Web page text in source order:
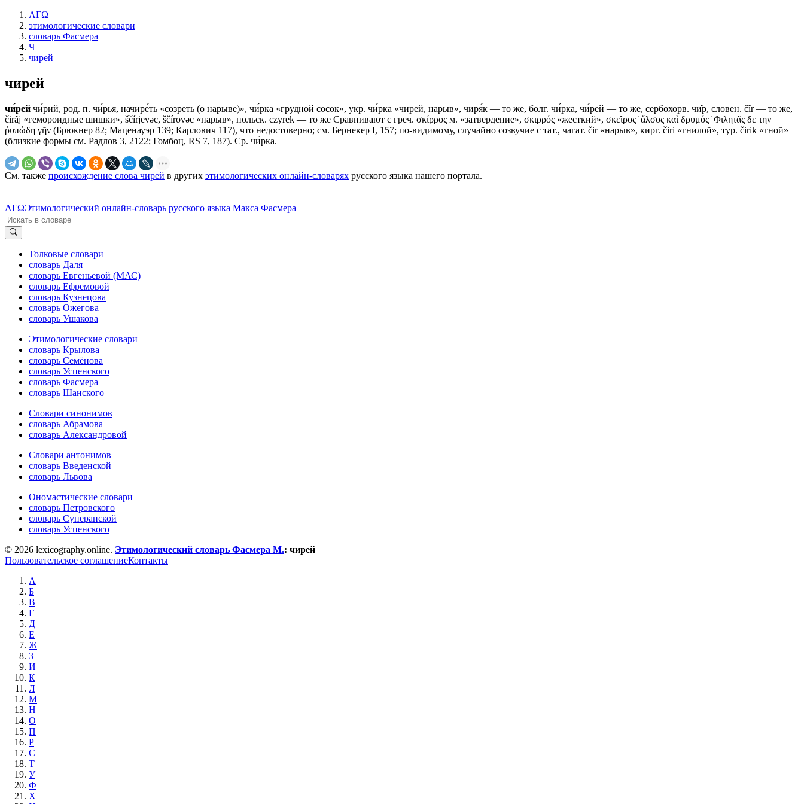
ΛΓΩ
этимологические словари
словарь Фасмера
Ч
чирей
чирей
чи́рей чи́рий, род. п. чи́рья, начире́ть «созреть (о нарыве)», чи́рка «грудной сосок», укр. чи́рка «чирей, нарыв», чиря́к — то же, болг. чи́рка, чи́рей — то же, сербохорв. чи̑р, словен. čȋr — то же,
čirȃj «гемороидные шишки», ščírjevǝc, ščírovǝc «нарыв», польск. сzуrеk — то же Сравнивают с греч. σκίρρος м. «затвердение», σκιρρός «жесткий», σκεῖρος ̇ ἄλσος καὶ δρυμός ̇ Φιλητᾶς δε την
ῥυπώδη γῆν (Брюкнер 82; Маценауэр 139; Карлович 117), что недостоверно; см. Бернекер I, 157; по-видимому, случайно созвучие с тат., чагат. čir «нарыв», кирг. čiri «гнилой», тур. čirik «гной»
(близкие формы см. Радлов 3, 2122; Гомбоц, RS 7, 187). Ср. чи́рка.
См. также происхождение слова чирей в других этимологических онлайн-словарях русского языка нашего портала.
ΛΓΩЭтимологический онлайн-словарь русского языка Макса Фасмера
Толковые словари
словарь Даля
словарь Евгеньевой (МАС)
словарь Ефремовой
словарь Кузнецова
словарь Ожегова
словарь Ушакова
Этимологические словари
словарь Крылова
словарь Семёнова
словарь Успенского
словарь Фасмера
словарь Шанского
Словари синонимов
словарь Абрамова
словарь Александровой
Словари антонимов
словарь Введенской
словарь Львова
Ономастические словари
словарь Петровского
словарь Суперанской
словарь Успенского
© 2026 lexicography.online. Этимологический словарь Фасмера М.: чирей
Пользовательское соглашениеКонтакты
А
Б
В
Г
Д
Е
Ж
З
И
К
Л
М
Н
О
П
Р
С
Т
У
Ф
Х